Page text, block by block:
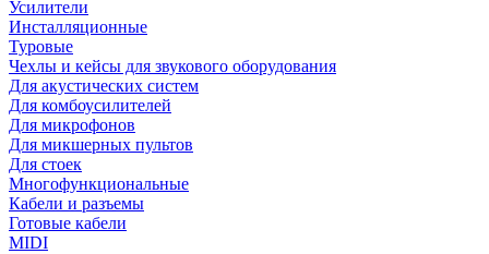
Усилители
Инсталляционные
Туровые
Чехлы и кейсы для звукового оборудования
Для акустических систем
Для комбоусилителей
Для микрофонов
Для микшерных пультов
Для стоек
Многофункциональные
Кабели и разъемы
Готовые кабели
MIDI